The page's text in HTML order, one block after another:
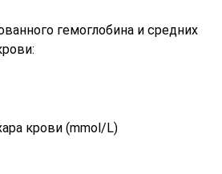
гемоглобина и средних
крови (mmol/L)